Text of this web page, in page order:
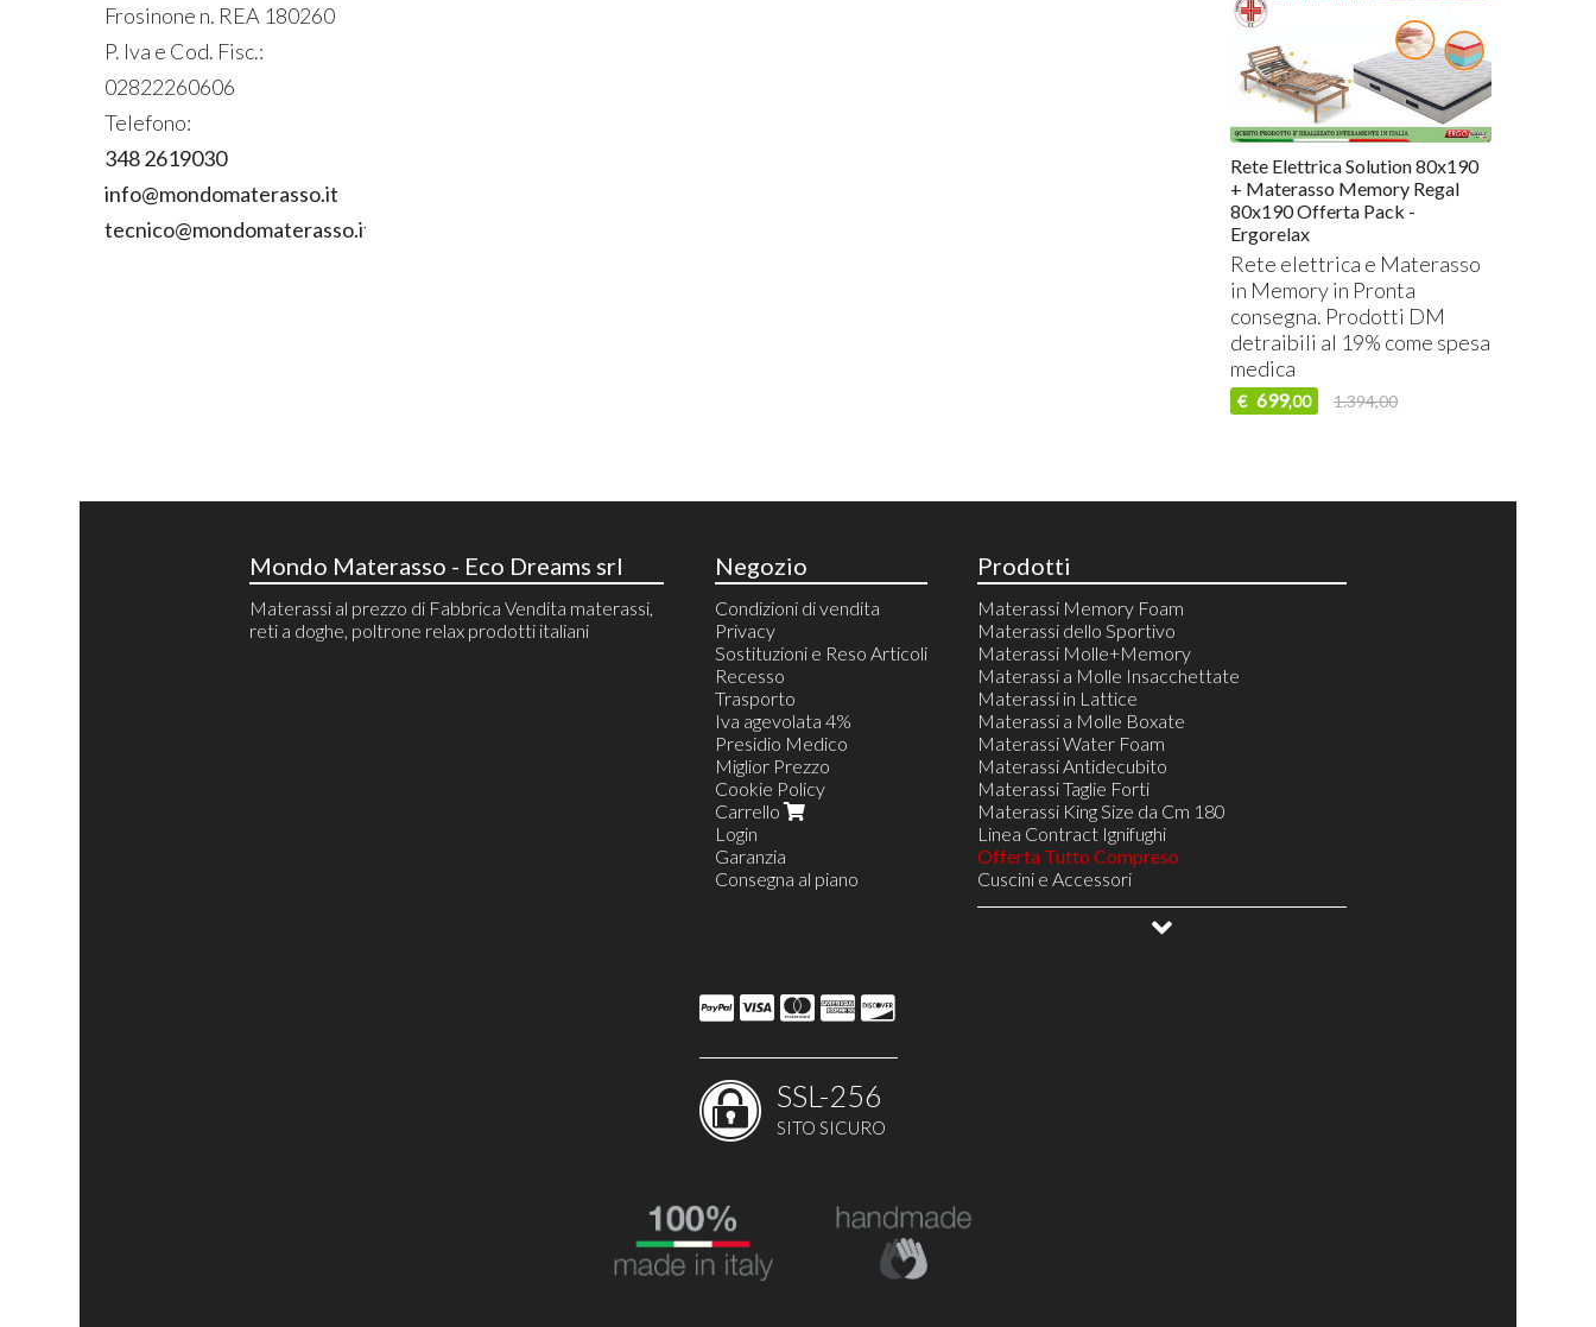
Frosinone n. REA 180260
P. Iva e Cod. Fisc.:
02822260606
Telefono:
348 2619030
info@mondomaterasso.it
tecnico@mondomaterasso.it
Rete Elettrica Solution 80x190
+ Materasso Memory Regal
80x190 Offerta Pack -
Ergorelax
Rete elettrica e Materasso
in Memory in Pronta
consegna. Prodotti DM
detraibili al 19% come spesa
medica
€ 699,00 1.394,00
Mondo Materasso - Eco Dreams srl
Materassi al prezzo di Fabbrica Vendita materassi,
reti a doghe, poltrone relax prodotti italiani
Negozio
Condizioni di vendita
Privacy
Sostituzioni e Reso Articoli
Recesso
Trasporto
Iva agevolata 4%
Presidio Medico
Miglior Prezzo
Cookie Policy
Carrello
Login
Garanzia
Consegna al piano
Prodotti
Materassi Memory Foam
Materassi dello Sportivo
Materassi Molle+Memory
Materassi a Molle Insacchettate
Materassi in Lattice
Materassi a Molle Boxate
Materassi Water Foam
Materassi Antidecubito
Materassi Taglie Forti
Materassi King Size da Cm 180
Linea Contract Ignifughi
Offerta Tutto Compreso
Cuscini e Accessori
Reti in Legno
Reti a 8 Doghe Larghe Telaio Resistente H 5
SSL-256
SITO SICURO